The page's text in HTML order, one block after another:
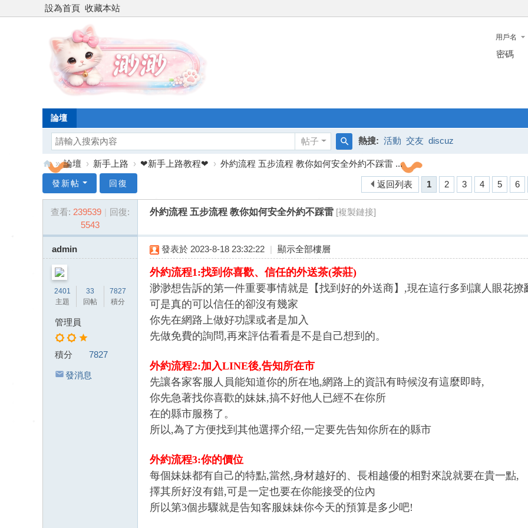
設為首頁 收藏本站
用戶名
密碼
論壇
帖子
搜
熱搜: 活動 交友 discuz
灣
渺
» 論壇 › 新手上路 › ❤新手上路教程❤ › 外約流程 五步流程 教你如何安全外約不踩雷 ...
1 2 3 4 5 6
返回列表
發新帖 回復
查看: 239539 | 回復:
5543
外約流程 五步流程 教你如何安全外約不踩雷 [複製鏈接]
admin
2401
主題
33
回帖
7827
積分
管理員
積分 7827
發消息
發表於 2023-8-18 23:32:22 | 顯示全部樓層
外約流程1:找到你喜歡、信任的外送茶(茶莊)
渺渺想告訴的第一件重要事情就是【找到好的外送商】,現在這行多到讓人眼花撩
可是真的可以信任的卻沒有幾家
你先在網路上做好功課或者是加入
先做免費的詢問,再來評估看看是不是自己想到的。
外約流程2:加入LINE後,告知所在市
先讓各家客服人員能知道你的所在地,網路上的資訊有時候沒有這麼即時,
你先急著找你喜歡的妹妹,搞不好他人已經不在你所
在的縣市服務了。
所以,為了方便找到其他選擇介绍,一定要先告知你所在的縣市
外約流程3:你的價位
每個妹妹都有自己的特點,當然,身材越好的、長相越優的相對來說就要在貴一點,
擇其所好沒有錯,可是一定也要在你能接受的位內
所以第3個步驟就是告知客服妹妹你今天的預算是多少吧!